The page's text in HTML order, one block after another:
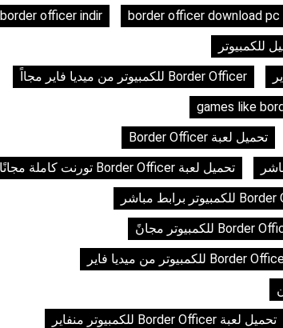
border officer download pc
border officer indir
Border Officer للكمبيوتر من ميديا فاير مجااً
games like
تحميل لعبة Border Officer
تحميل لعبة Border Officer تورنت كاملة مجانًا
تحميل لعبة Border Officer للكمبيوتر منفاير